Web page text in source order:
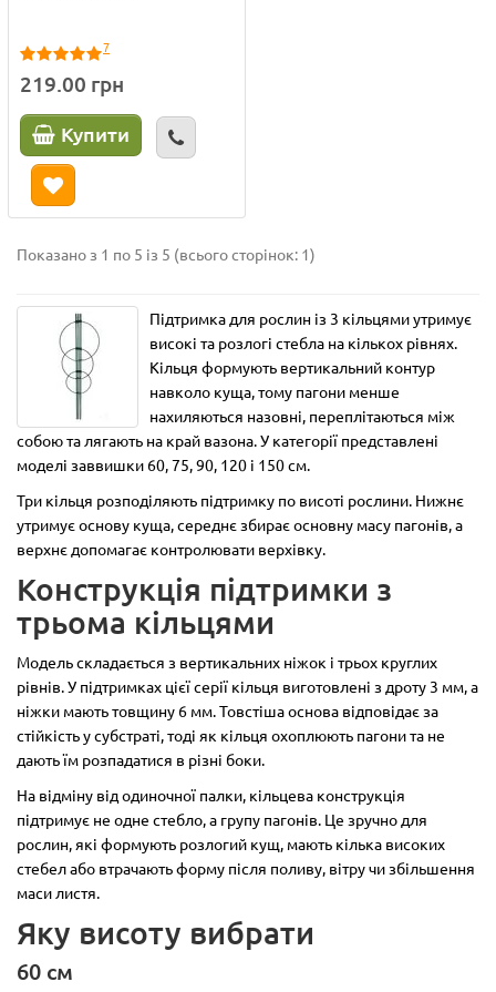
7
219.00 грн
Купити
Показано з 1 по 5 із 5 (всього сторінок: 1)
Підтримка для рослин із 3 кільцями утримує
високі та розлогі стебла на кількох рівнях.
Кільця формують вертикальний контур
навколо куща, тому пагони менше
нахиляються назовні, переплітаються між
собою та лягають на край вазона. У категорії представлені
моделі заввишки 60, 75, 90, 120 і 150 см.
Три кільця розподіляють підтримку по висоті рослини. Нижнє
утримує основу куща, середнє збирає основну масу пагонів, а
верхнє допомагає контролювати верхівку.
Конструкція підтримки з
трьома кільцями
Модель складається з вертикальних ніжок і трьох круглих
рівнів. У підтримках цієї серії кільця виготовлені з дроту 3 мм, а
ніжки мають товщину 6 мм. Товстіша основа відповідає за
стійкість у субстраті, тоді як кільця охоплюють пагони та не
дають їм розпадатися в різні боки.
На відміну від одиночної палки, кільцева конструкція
підтримує не одне стебло, а групу пагонів. Це зручно для
рослин, які формують розлогий кущ, мають кілька високих
стебел або втрачають форму після поливу, вітру чи збільшення
маси листя.
Яку висоту вибрати
60 см